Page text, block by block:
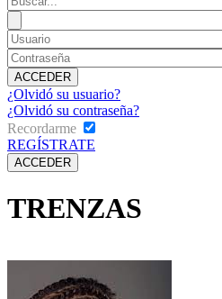
¿Olvidó su usuario?
¿Olvidó su contraseña?
Recordarme
REGÍSTRATE
TRENZAS